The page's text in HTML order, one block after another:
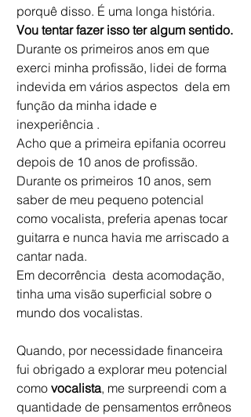
porquê disso. É uma longa história.
Vou tentar fazer isso ter algum sentido.
Durante os primeiros anos em que
exerci minha profissão, lidei de forma
indevida em vários aspectos  dela em
função da minha idade e
inexperiência .
Acho que a primeira epifania ocorreu
depois de 10 anos de profissão.
Durante os primeiros 10 anos, sem
saber de meu pequeno potencial
como vocalista, preferia apenas tocar
guitarra e nunca havia me arriscado a
cantar nada.
Em decorrência  desta acomodação,
tinha uma visão superficial sobre o
mundo dos vocalistas.
Quando, por necessidade financeira
fui obrigado a explorar meu potencial
como vocalista, me surpreendi com a
quantidade de pensamentos errôneos